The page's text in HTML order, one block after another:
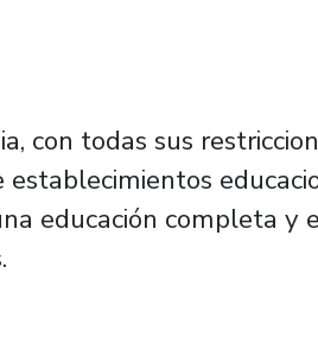
con todas sus
educación completa